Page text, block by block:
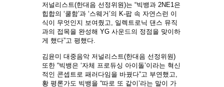
저널리스트(한대음 선정위원)는 “빅뱅과 2NE1은
힙합의 ‘쿨함’과 ‘스웨거’의 K-팝 속 자연스런 이
식이 무엇인지 보여줬고, 일렉트로닉 댄스 뮤직
과의 접목을 완성해 YG 사운드의 정점을 맞이하
게 했다”고 평했다.
김윤미 대중음악 저널리스트(한대음 선정위원)
또한 “빅뱅은 ‘자체 프로듀싱 아이돌’이라는 혁신
적인 콘셉트로 패러다임을 바꿨다”고 부연했고,
황 평론가도 빅뱅을 “따로 또 같이’라는 말이 가